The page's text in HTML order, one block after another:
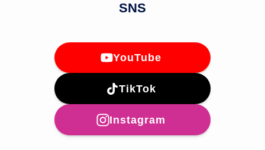
SNS
YouTube
TikTok
Instagram